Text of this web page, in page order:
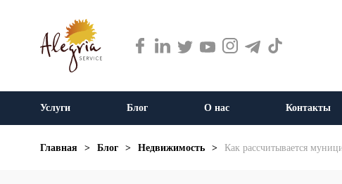
Услуги Блог О нас Контакты
Главная > Блог > Недвижимость > Как рассчитывается